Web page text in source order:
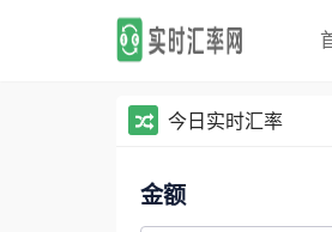
今日实时汇率
金额